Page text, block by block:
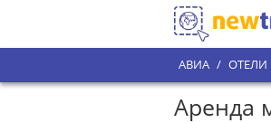
АВИА / ОТЕЛИ
Аренда